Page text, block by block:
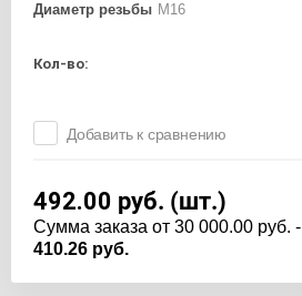
Диаметр резьбы М16
Кол-во:
Добавить к сравнению
492.00 руб. (шт.)
Cумма заказа от 30 000.00 руб. -
410.26 руб.